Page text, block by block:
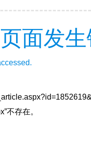
面发
不存在。